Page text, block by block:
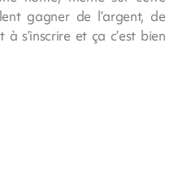
gagner de l’argent, de
s’inscrire et ça c’est bien